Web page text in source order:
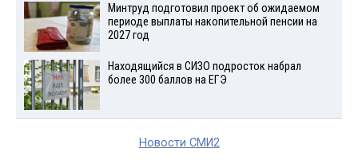
Минтруд подготовил проект об ожидаемом
периоде выплаты накопительной пенсии на
2027 год
Находящийся в СИЗО подросток набрал
более 300 баллов на ЕГЭ
Новости СМИ2